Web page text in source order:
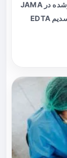
خلاصه سریع برای خواننده یک مطالعه منتشرشده در JAMA
بررسی کرد که آیا افزودن لاک حاوی ۴% تتراسدیم EDTA